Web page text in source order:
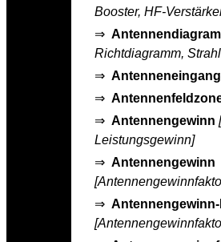
Booster, HF-
⇒
Richtdiagramm,
⇒
⇒
⇒ Antennengewinn
Leistungsgewinn]
⇒ Antennengewinn
⇒